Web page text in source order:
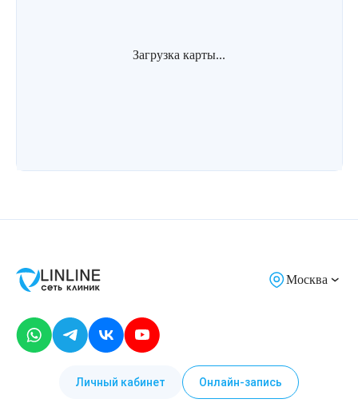
Загрузка карты...
Москва
Личный кабинет Онлайн-запись